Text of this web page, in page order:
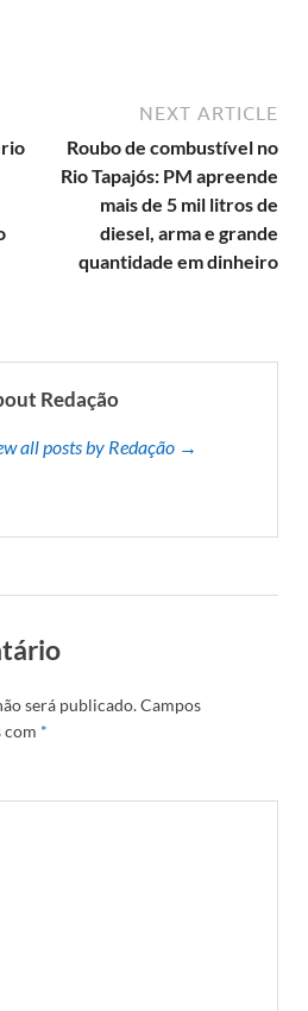
NEXT ARTICLE
Roubo de combustível no
Rio Tapajós: PM apreende
mais de 5 mil litros de
diesel, arma e grande
quantidade em dinheiro
Redação
all posts by Redação →
será publicado.Campos
com *